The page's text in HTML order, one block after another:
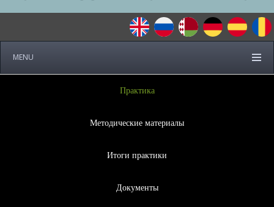
MENU
Практика
Методические материалы
Итоги практики
Документы